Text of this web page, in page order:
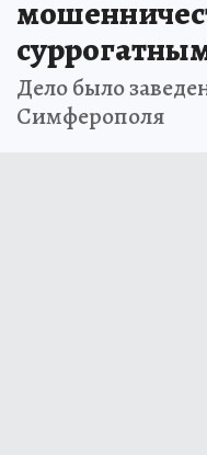
Дело было
Симферополя